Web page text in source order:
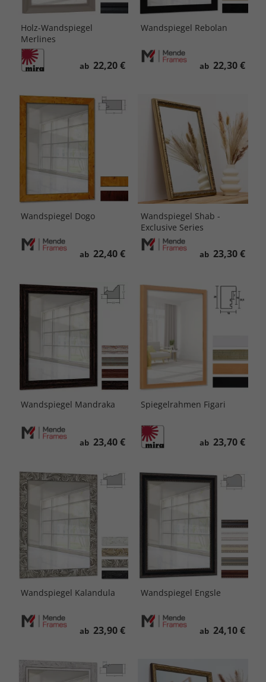
Holz-Wandspiegel
Merlines
ab 22,20 €
Wandspiegel Rebolan
ab 22,30 €
Wandspiegel Dogo
ab 22,40 €
Wandspiegel Shab -
Exclusive Series
ab 23,30 €
Wandspiegel Mandraka
ab 23,40 €
Spiegelrahmen Figari
ab 23,70 €
Wandspiegel Kalandula
ab 23,90 €
Wandspiegel Engsle
ab 24,10 €